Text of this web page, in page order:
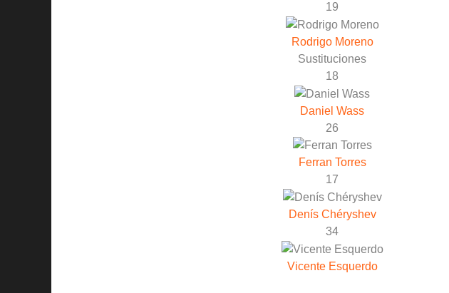
19
Rodrigo Moreno
Sustituciones
18
Daniel Wass
26
Ferran Torres
17
Denís Chéryshev
34
Vicente Esquerdo